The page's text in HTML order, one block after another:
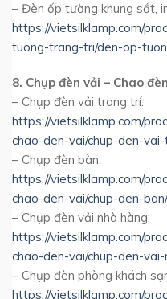
– Đèn ốp tường khung sắt,
https://vietsilklamp.com/
tuong-trang-tri/den-op-
8. Chụp đèn vải – Chao
– Chụp đèn vải trang trí:
https://vietsilklamp.com/
chao-den-vai/chup-den-
– Chụp đèn bàn:
https://vietsilklamp.com/
chao-den-vai/chup-den-ban/
– Chụp đèn vải nhà hàng:
https://vietsilklamp.com/
chao-den-vai/chup-den-
– Chụp đèn phòng khách
https://vietsilklamp.com/